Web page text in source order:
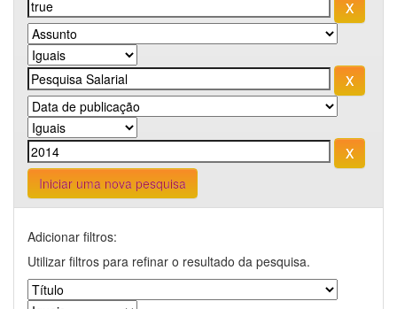
Iniciar uma nova pesquisa
Adicionar filtros:
Utilizar filtros para refinar o resultado da pesquisa.